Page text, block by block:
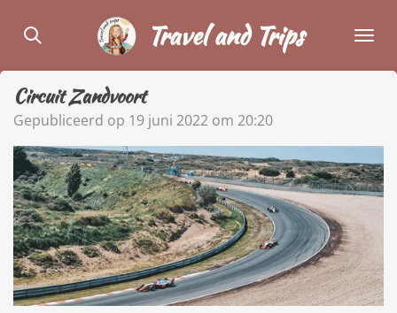
direct
de
hoofdinhoud
Travel and Trips
Circuit Zandvoort
Gepubliceerd op 19 juni 2022 om 20:20